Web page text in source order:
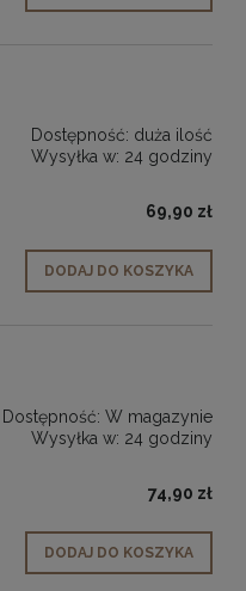
Dostępność: duża ilość
Wysyłka w: 24 godziny
69,90 zł
DODAJ DO KOSZYKA
Dostępność: W magazynie
Wysyłka w: 24 godziny
74,90 zł
DODAJ DO KOSZYKA